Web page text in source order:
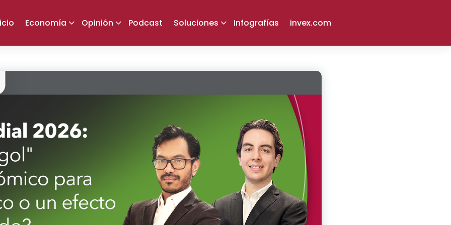
Economía Opinión Podcast Soluciones Infografías invex.com